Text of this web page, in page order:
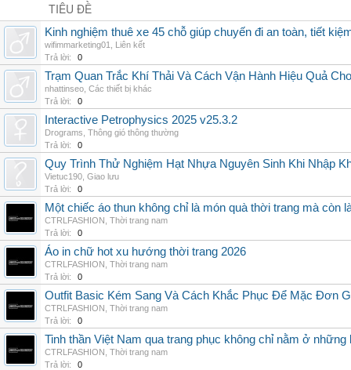
TIÊU ĐỀ
Kinh nghiệm thuê xe 45 chỗ giúp chuyến đi an toàn, tiết
wifimmarketing01
Liên kết
Trả lời:
0
Trạm Quan Trắc Khí Thải Và Cách Vận Hành Hiệu Quả
nhattinseo Các thiết bị khác
Trả lời:
0
Interactive Petrophysics 2025 v25.3.2
Drograms Thông gió thông thường
Trả lời:
0
Quy Trình Thử Nghiệm Hạt Nhựa Nguyên Sinh Khi Nhập
Vietuc190 Giao lưu
Trả lời:
0
Một chiếc áo thun không chỉ là món quà thời trang mà
CTRLFASHION Thời trang nam
Trả lời:
0
Áo in chữ hot xu hướng thời trang 2026
CTRLFASHION Thời trang nam
Trả lời:
0
Outfit Basic Kém Sang Và Cách Khắc Phục Để Mặc Đơn
CTRLFASHION Thời trang nam
Trả lời:
0
Tinh thần Việt Nam qua trang phục không chỉ nằm ở
CTRLFASHION Thời trang nam
Trả lời:
0